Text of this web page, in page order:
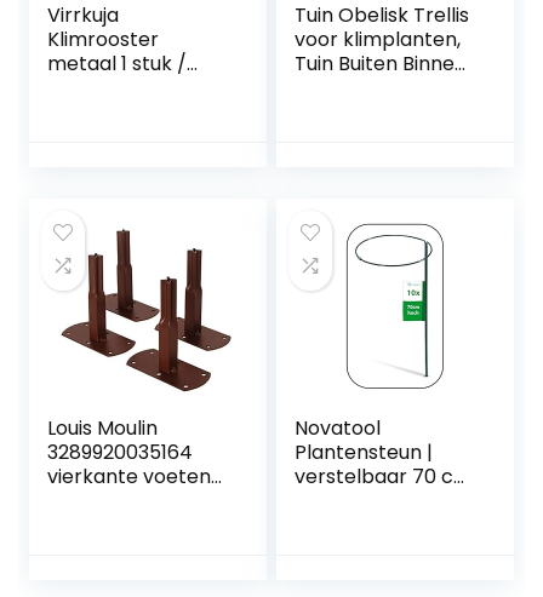
Virrkuja
Klimrooster
metaal 1 stuk /
voor tuin- en
kamerplanten
zoals Monstera
(vensterblad) en
klimop
Tuin Obelisk Trellis
voor klimplanten,
Tuin Buiten Binnen
tuinkunst,
wijnstokken Rozen
Planten Klimrek
Louis Moulin
3289920035164
vierkante voeten
Novatool
Plantensteun |
verstelbaar 70 cm